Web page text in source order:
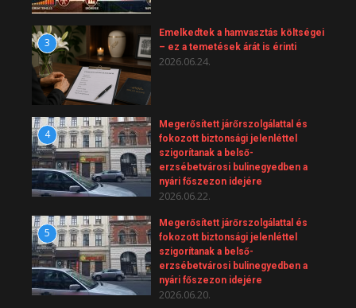
3
Emelkedtek a hamvasztás költségei
– ez a temetések árát is érinti
2026.06.24.
4
Megerősített járőrszolgálattal és
fokozott biztonsági jelenléttel
szigorítanak a belső-
erzsébetvárosi bulinegyedben a
nyári főszezon idejére
2026.06.22.
5
Megerősített járőrszolgálattal és
fokozott biztonsági jelenléttel
szigorítanak a belső-
erzsébetvárosi bulinegyedben a
nyári főszezon idejére
2026.06.20.